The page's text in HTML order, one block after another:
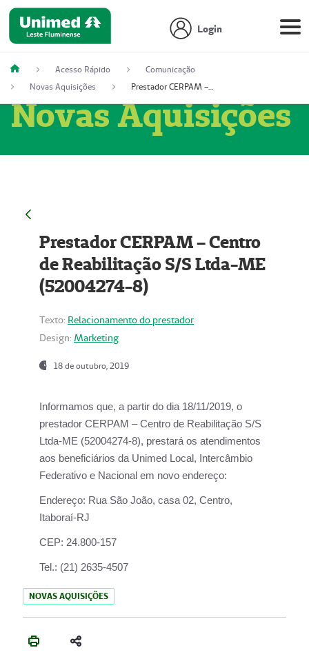
Login
Acesso Rápido
Comunicação
Novas Aquisições
Prestador CERPAM – Centro de Reabilitação S/S Ltda-ME (52004274-8)
Novas Aquisições
Prestador CERPAM – Centro
de Reabilitação S/S Ltda-ME
(52004274-8)
Texto: Relacionamento do prestador
Design: Marketing
18 de outubro, 2019
Informamos que, a partir do dia 18/11/2019, o
prestador CERPAM – Centro de Reabilitação S/S
Ltda-ME (52004274-8), prestará os atendimentos
aos beneficiários da Unimed Local, Intercâmbio
Federativo e Nacional em novo endereço:
Endereço: Rua São João, casa 02, Centro,
Itaboraí-RJ
CEP: 24.800-157
Tel.: (21) 2635-4507
NOVAS AQUISIÇÕES